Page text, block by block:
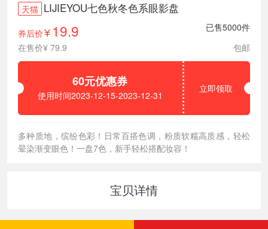
天猫 LIJIEYOU七色秋冬色系眼影盘
券后价¥ 19.9
已售5000件
在售价¥ 79.9
包邮
60元优惠券
使用时间2023-12-15-2023-12-31
立即领取
多种质地，缤纷色彩！日常百搭色调，粉质软糯高质感，轻松
晕染渐变眼色！一盘7色，新手轻松搭配妆容！
宝贝详情